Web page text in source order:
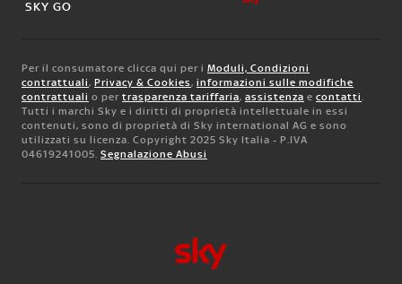
SKY GO
Per il consumatore clicca qui per i Moduli, Condizioni
contrattuali, Privacy & Cookies, informazioni sulle modifiche
contrattuali o per trasparenza tariffaria, assistenza e contatti.
Tutti i marchi Sky e i diritti di proprietà intellettuale in essi
contenuti, sono di proprietà di Sky international AG e sono
utilizzati su licenza. Copyright 2025 Sky Italia - P.IVA
04619241005. Segnalazione Abusi